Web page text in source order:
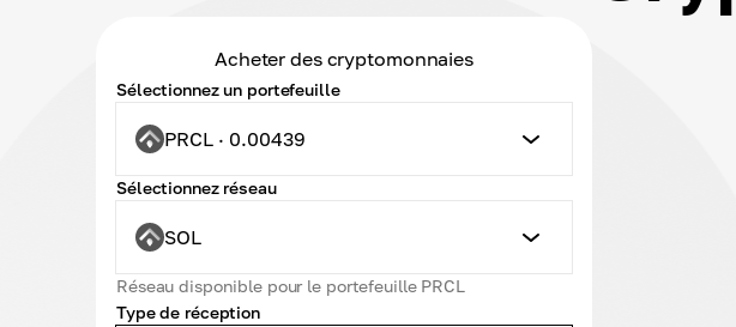
Acheter des cryptomonnaies
Sélectionnez un portefeuille
PRCL · 0.00439
Sélectionnez réseau
SOL
Réseau disponible pour le portefeuille PRCL
Type de réception